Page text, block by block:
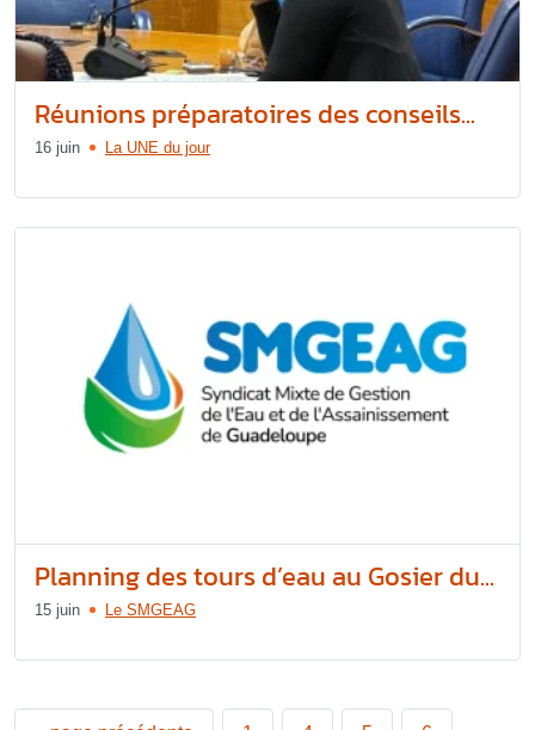
Réunions préparatoires des conseils...
16 juin La UNE du jour
Planning des tours d’eau au Gosier du...
15 juin Le SMGEAG